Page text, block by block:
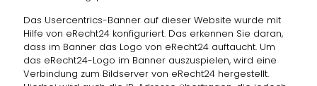
Das Usercentrics-Banner auf dieser Website wurde mit
Hilfe von eRecht24 konfiguriert. Das erkennen Sie daran,
dass im Banner das Logo von eRecht24 auftaucht. Um
das eRecht24-Logo im Banner auszuspielen, wird eine
Verbindung zum Bildserver von eRecht24 hergestellt.